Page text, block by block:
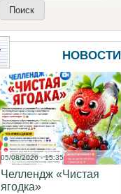
НОВОСТИ
05/08/2026 - 15:35
Челлендж «Чистая
ягодка»